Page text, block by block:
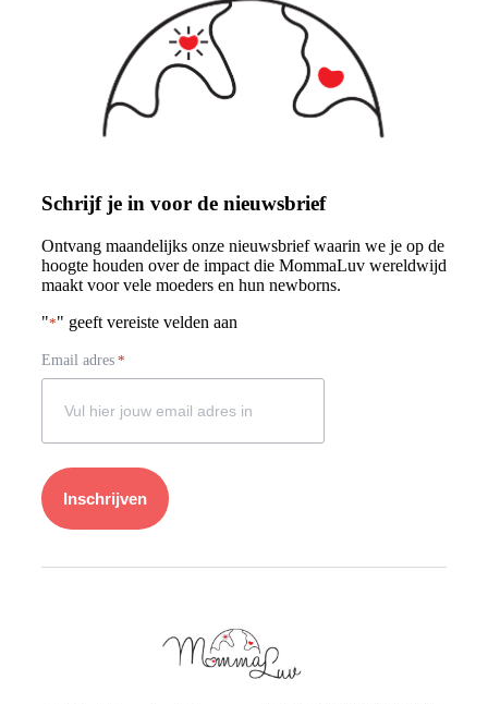
Schrijf je in voor de nieuwsbrief
Ontvang maandelijks onze nieuwsbrief waarin we je op de
hoogte houden over de impact die MommaLuv wereldwijd
maakt voor vele moeders en hun newborns.
"*" geeft vereiste velden aan
Email adres *